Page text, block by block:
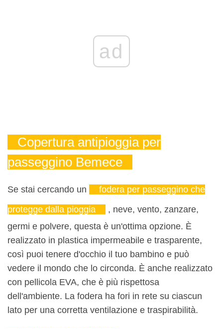
ad
Copertura antipioggia per
passeggino Bemece
Se stai cercando un
fodera per passeggino che
protegge dalla pioggia
, neve, vento, zanzare,
germi e polvere, questa è un'ottima opzione. È
realizzato in plastica impermeabile e trasparente,
così puoi tenere d'occhio il tuo bambino e può
vedere il mondo che lo circonda. È anche realizzato
con pellicola EVA, che è più rispettosa
dell'ambiente. La fodera ha fori in rete su ciascun
lato per una corretta ventilazione e traspirabilità.